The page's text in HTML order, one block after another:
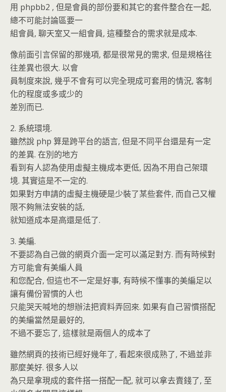
用 phpbb2 , 但是會員的部份要和其它的套件整合在一起,
總不可能討論區要一
組會員, 聊天室又一組會員, 這種整合的需求就是成本.
像前面引言保留的那幾項, 都是很常見的需求, 但是規格往
往差異也很大. 以會
員制度來說, 幾乎不會有可以完全現成可套用的情況, 客制
化的程度或多或少的
差別而已.
2. 系統環境.
雖然說 php 算是跨平台的語言, 但是不同平台還是有一定
的差異. 在別的地方
看到有人認為使用虛擬主機成本更低, 因為不用自己架環
境. 其實這是不一定的.
如果對方申請的虛擬主機硬是少裝了某些套件, 而自己又權
限不夠無法安裝的話,
就知道成本是高還是低了.
3. 美編.
不要認為自己做的網頁介面一定可以滿足對方. 而有時候對
方可能會有美編人員
和您配合, 但這也不一定是好事, 有時候不懂事的美編足以
讓有備份習慣的人也
只能哭天喊地的想辦法把資料弄回來. 如果有自己習慣搭配
的美編當然是最好的,
不過不要忘了, 這樣就是兩個人的成本了
雖然網頁的技術已經好幾年了, 看起來很成熟了, 不過並非
那麼美好. 很多人以
為只是拿現成的套件搭一搭配一配, 就可以拿去賣錢了, 至